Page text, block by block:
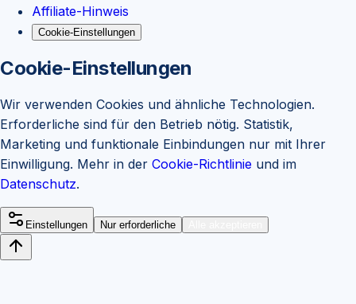
Affiliate-Hinweis
Cookie-Einstellungen
Cookie-Einstellungen
Wir verwenden Cookies und ähnliche Technologien.
Erforderliche sind für den Betrieb nötig. Statistik,
Marketing und funktionale Einbindungen nur mit Ihrer
Einwilligung. Mehr in der Cookie-Richtlinie und im
Datenschutz.
Einstellungen Nur erforderliche